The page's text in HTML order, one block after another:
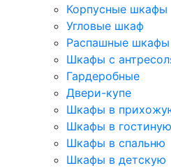
Корпусные шкафы
Угловые шкаф
Распашные шкафы
Шкафы с
Гардеробные
Двери-купе
Шкафы в
Шкафы в гостиную
Шкафы в спальню
Шкафы в детскую